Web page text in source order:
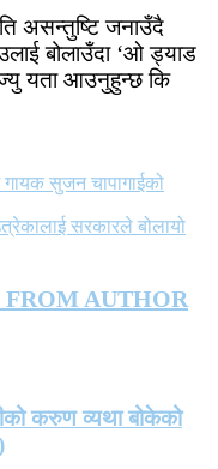
असन्तुष्टि जनाउँदै
बोलाउँदा ‘ओ ड्याड
यता आउनुहुन्छ कि
गायक सुजन चापागाईको
सरकारले बोलायो
AUTHOR
करुण व्यथा बोकेको